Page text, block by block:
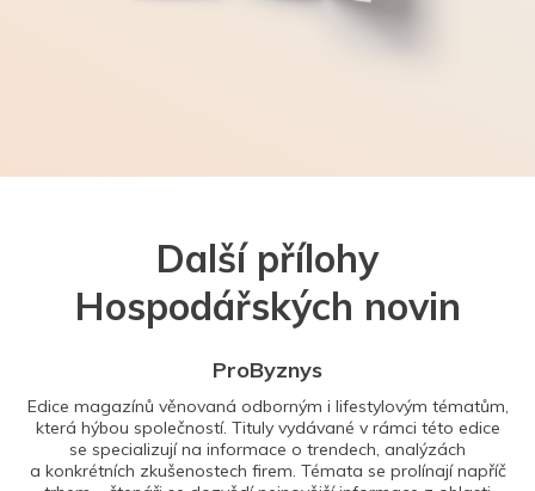
Další přílohy
Hospodářských novin
ProByznys
Edice magazínů věnovaná odborným i lifestylovým tématům,
která hýbou společností. Tituly vydávané v rámci této edice
se specializují na informace o trendech, analýzách
a konkrétních zkušenostech firem. Témata se prolínají napříč